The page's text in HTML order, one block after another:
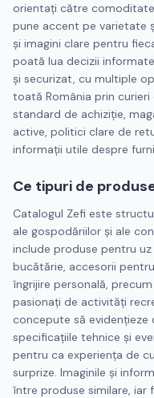
orientați către
pune accent pe varietate
și imagini clare pentru
poată lua decizii
și securizat, cu multiple
toată România prin curieri
standard de achiziție,
active, politici clare de
informații utile despre
Ce tipuri de
Catalogul Zefi este
ale gospodăriilor și ale
include produse pentru
bucătărie, accesorii
îngrijire personală,
pasionați de activități
concepute să evidențieze
specificațiile tehnice și
pentru ca experiența de
surprize. Imaginile și
între produse similare, iar